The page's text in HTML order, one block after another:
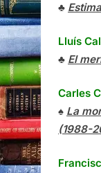
♣
Lluís
♣ El
Carles
♠ La
(1988-